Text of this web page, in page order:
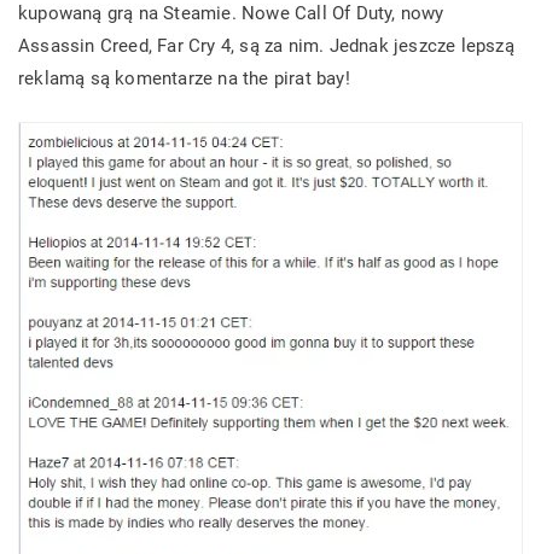
kupowaną grą na Steamie. Nowe Call Of Duty, nowy
Assassin Creed, Far Cry 4, są za nim. Jednak jeszcze lepszą
reklamą są komentarze na the pirat bay!